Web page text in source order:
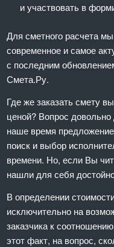
и участвовать в
Для сметного расчета
современное и самое
с последним
Смета.Ру.
Где же заказать смету
ценой? Вопрос довольно
наше время
поиск и выбор
времени. Но, если Вы
нашли для себя
В определении
исключительно на
заказчика к
этот факт, на вопрос,